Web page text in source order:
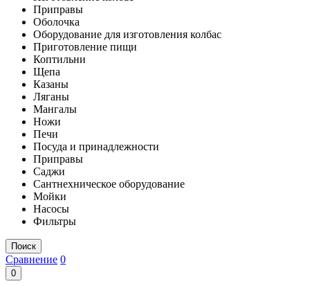
Приправы
Оболочка
Оборудование для изготовления колбас
Приготовление пищи
Коптильни
Щепа
Казаны
Ляганы
Мангалы
Ножи
Печи
Посуда и принадлежности
Приправы
Саджи
Сантнехническое оборудование
Мойки
Насосы
Фильтры
Поиск
Сравнение 0
0